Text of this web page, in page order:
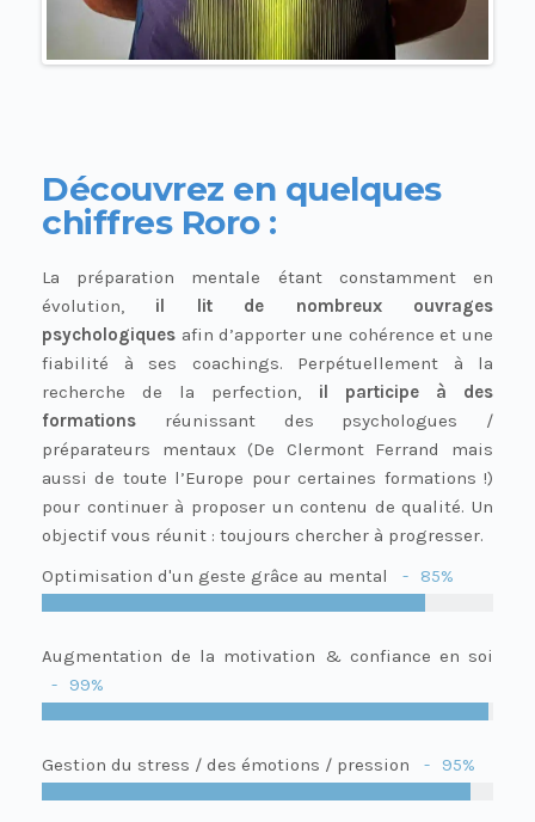
Découvrez en quelques
chiffres Roro :
La préparation mentale étant constamment en
évolution, il lit de nombreux ouvrages
psychologiques afin d’apporter une cohérence et une
fiabilité à ses coachings. Perpétuellement à la
recherche de la perfection, il participe à des
formations réunissant des psychologues /
préparateurs mentaux (De Clermont Ferrand mais
aussi de toute l’Europe pour certaines formations !)
pour continuer à proposer un contenu de qualité. Un
objectif vous réunit : toujours chercher à progresser.
Optimisation d'un geste grâce au mental
85%
Augmentation de la motivation & confiance en soi
99%
Gestion du stress / des émotions / pression 95%